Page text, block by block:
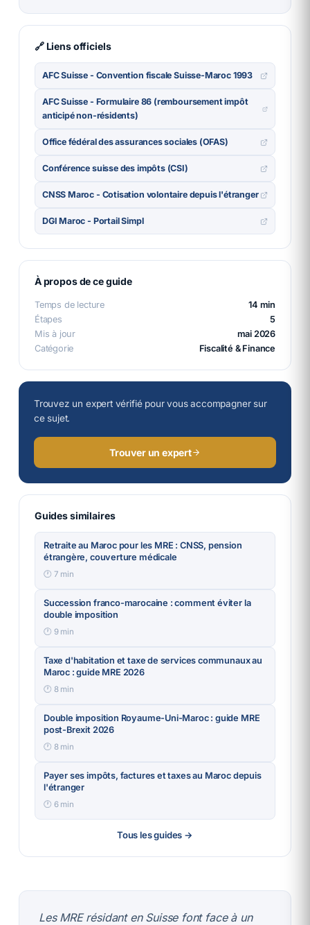
Les MRE résidant en Suisse font face à un
🔗 Liens officiels
AFC Suisse - Convention fiscale Suisse-Maroc 1993
AFC Suisse - Formulaire 86 (remboursement impôt
anticipé non-résidents)
Office fédéral des assurances sociales (OFAS)
Conférence suisse des impôts (CSI)
CNSS Maroc - Cotisation volontaire depuis l'étranger
DGI Maroc - Portail Simpl
À propos de ce guide
Temps de lecture
14 min
Étapes
5
Mis à jour
mai 2026
Catégorie
Fiscalité & Finance
Trouvez un expert vérifié pour vous accompagner sur
ce sujet.
Trouver un expert
Guides similaires
Retraite au Maroc pour les MRE : CNSS, pension
étrangère, couverture médicale
🕐 7 min
Succession franco-marocaine : comment éviter la
double imposition
🕐 9min
Taxe d'habitation et taxe de services communaux au
Maroc : guide MRE 2026
🕐 8min
Double imposition Royaume-Uni-Maroc : guide MRE
post-Brexit 2026
🕐 8min
Payer ses impôts, factures et taxes au Maroc depuis
l'étranger
🕐 6min
Tous les guides →